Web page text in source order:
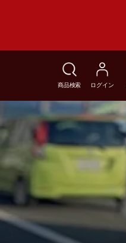
商品検索 ログイン